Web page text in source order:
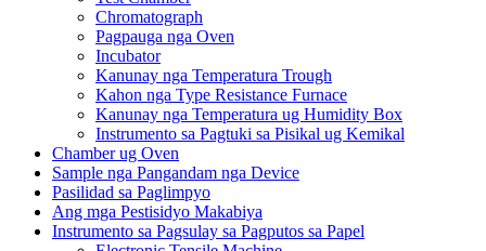
Chromatograph
Pagpauga nga Oven
Incubator
Kanunay nga Temperatura Trough
Kahon nga Type Resistance Furnace
Kanunay nga Temperatura ug Humidity Box
Instrumento sa Pagtuki sa Pisikal ug Kemikal
Chamber ug Oven
Sample nga Pangandam nga Device
Pasilidad sa Paglimpyo
Ang mga Pestisidyo Makabiya
Instrumento sa Pagsulay sa Pagputos sa Papel